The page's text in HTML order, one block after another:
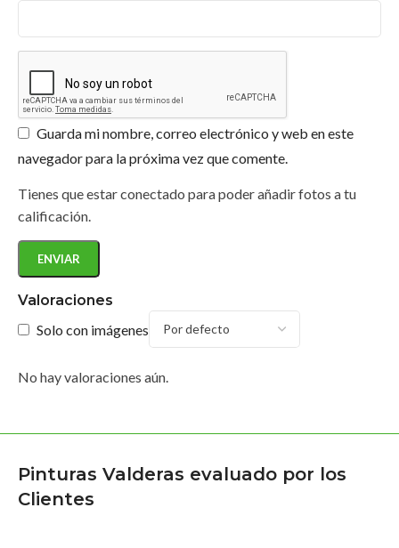
Valoraciones
Solo con imágenes
No hay valoraciones aún.
Guarda mi nombre, correo electrónico y web en este
navegador para la próxima vez que comente.
Tienes que estar conectado para poder añadir fotos a tu
calificación.
Pinturas Valderas evaluado por los
Clientes